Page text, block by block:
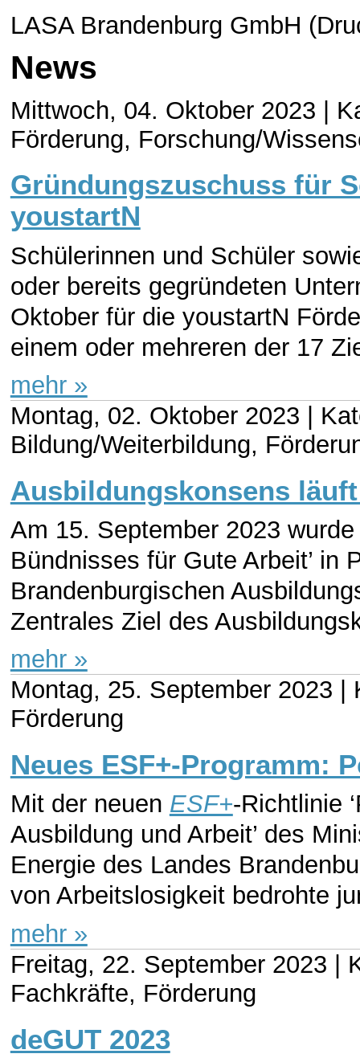
LASA Brandenburg GmbH
News
Mittwoch, 04. Oktober 2023 |
Förderung, Forschung/
Gründungszuschuss für
youstartN
Schülerinnen und Schüler
oder bereits gegründeten
Oktober für die youstartN
einem oder mehreren der 17
mehr »
Montag, 02. Oktober 2023 |
Bildung/Weiterbildung,
Ausbildungskonsens
Am 15. September 2023
Bündnisses für Gute Arbeit’ in
Brandenburgischen
Zentrales Ziel des
mehr »
Montag, 25. September 2023 |
Förderung
Neues ESF+-Programm:
Mit der neuen ESF+-Richtlinie
Ausbildung und Arbeit’ des
Energie des Landes
von Arbeitslosigkeit bedrohte
mehr »
Freitag, 22. September 2023 |
Fachkräfte, Förderung
deGUT 2023